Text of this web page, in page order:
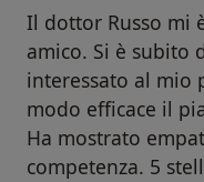
Il dottor Russo mi
amico. Si è subito
interessato al mio
modo efficace il
Ha mostrato
competenza. 5